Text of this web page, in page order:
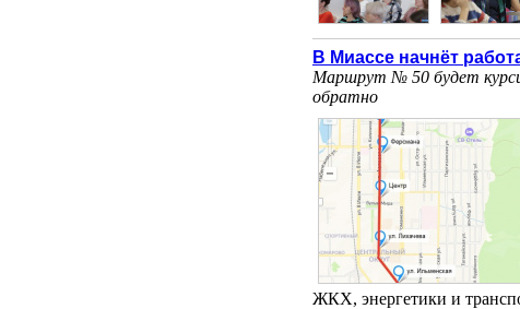
В Миассе начнёт
Маршрут № 50 будет
обратно
ЖКХ, энергетики и